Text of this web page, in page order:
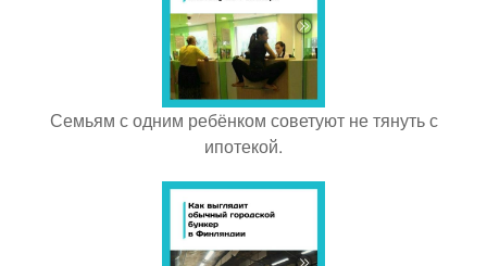
Семьям с одним ребёнком советуют не тянуть с
ипотекой.